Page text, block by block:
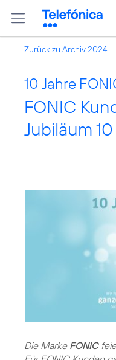
Zurück zu Archiv 2024
10 Jahre
FONIC
Jubiläum
Die Marke FONIC